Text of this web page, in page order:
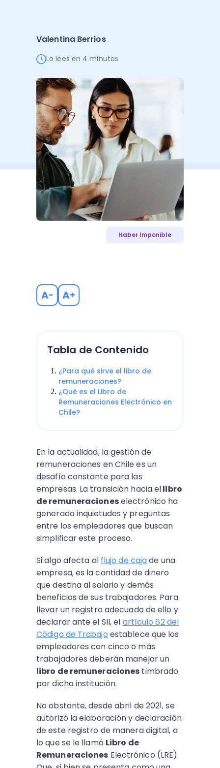
Ver todo
Ver TodoValentina Berrios
Lo lees en 4 minutos
Haber Imponible
A- A+
Tabla de Contenido
¿Para qué sirve el libro de
remuneraciones?
¿Qué es el Libro de
Remuneraciones Electrónico en
Chile?
En la actualidad, la gestión de
remuneraciones en Chile es un
desafío constante para las
empresas. La transición hacia ellibro
de remuneracioneselectrónico ha
generado inquietudes y preguntas
entre los empleadores que buscan
simplificar este proceso.
Si algo afecta al flujo de cajade una
empresa, es la cantidad de dinero
que destina al salario y demás
beneficios de sus trabajadores. Para
llevar un registro adecuado de ello y
declarar ante el SII, el artículo 62 del
Código de Trabajo establece que los
empleadores con cinco o más
trabajadores deberán manejar un
libro de remuneraciones timbrado
por dicha institución.
No obstante, desde abril de 2021, se
autorizó la elaboración y declaración
de este registro de manera digital, a
lo que se le llamó Libro de
Remuneraciones Electrónico (LRE).